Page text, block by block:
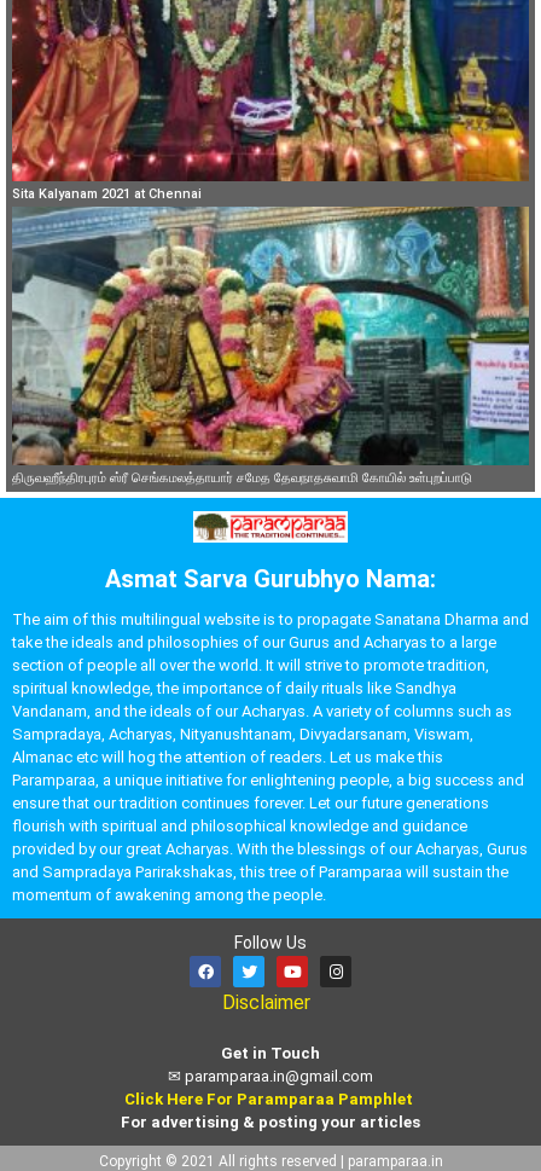
Sita Kalyanam 2021 at Chennai
திருவஹீந்திரபுரம் ஸ்ரீ செங்கமலத்தாயார் சமேத தேவநாதசுவாமி கோயில் உள்புறப்பாடு
Asmat Sarva Gurubhyo Nama:
The aim of this multilingual website is to propagate Sanatana Dharma and
take the ideals and philosophies of our Gurus and Acharyas to a large
section of people all over the world. It will strive to promote tradition,
spiritual knowledge, the importance of daily rituals like Sandhya
Vandanam, and the ideals of our Acharyas. A variety of columns such as
Sampradaya, Acharyas, Nityanushtanam, Divyadarsanam, Viswam,
Almanac etc will hog the attention of readers. Let us make this
Paramparaa, a unique initiative for enlightening people, a big success and
ensure that our tradition continues forever. Let our future generations
flourish with spiritual and philosophical knowledge and guidance
provided by our great Acharyas. With the blessings of our Acharyas, Gurus
and Sampradaya Parirakshakas, this tree of Paramparaa will sustain the
momentum of awakening among the people.
Follow Us
Disclaimer
Get in Touch
✉ paramparaa.in@gmail.com
Click Here For Paramparaa Pamphlet
For advertising & posting your articles
Copyright © 2021 All rights reserved | paramparaa.in